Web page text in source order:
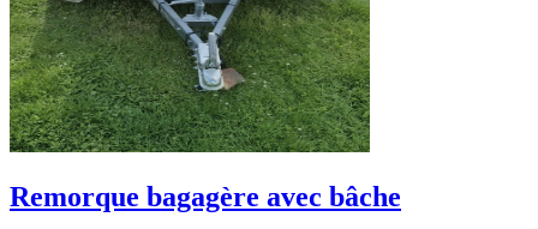
Remorque bagagère avec bâche